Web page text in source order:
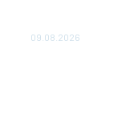
09.08.2026